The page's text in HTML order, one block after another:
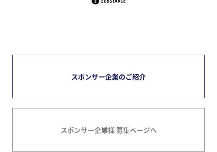
スポンサー企業のご紹介
スポンサー企業様 募集ページへ